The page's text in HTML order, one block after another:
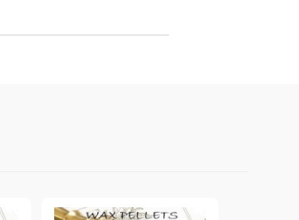
Ембосинг пудри